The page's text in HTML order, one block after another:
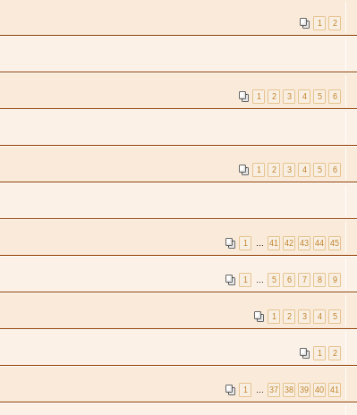
1 2
1 2 3 4 5 6
1 2 3 4 5 6
1 41 42 43 44 45
1 5 6 7 8 9
1 2 3 4 5
1 2
1 37 38 39 40 41